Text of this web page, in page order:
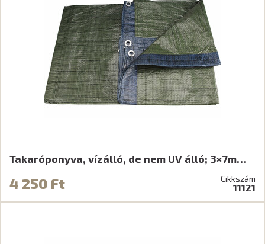
Takaróponyva, vízálló, de nem UV álló; 3×7m…
4 250 Ft Cikkszám
11121